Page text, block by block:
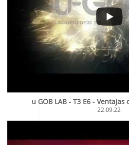
u GOB LAB - T3 E6 -
22.09.22